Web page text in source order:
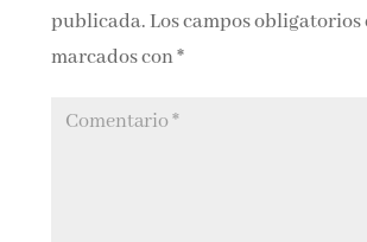
publicada. Los campos obligatorios
marcados con*